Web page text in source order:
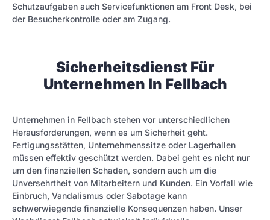
Schutzaufgaben auch Servicefunktionen am Front Desk, bei
der Besucherkontrolle oder am Zugang.
Sicherheitsdienst Für
Unternehmen In Fellbach
Unternehmen in Fellbach stehen vor unterschiedlichen
Herausforderungen, wenn es um Sicherheit geht.
Fertigungsstätten, Unternehmenssitze oder Lagerhallen
müssen effektiv geschützt werden. Dabei geht es nicht nur
um den finanziellen Schaden, sondern auch um die
Unversehrtheit von Mitarbeitern und Kunden. Ein Vorfall wie
Einbruch, Vandalismus oder Sabotage kann
schwerwiegende finanzielle Konsequenzen haben. Unser